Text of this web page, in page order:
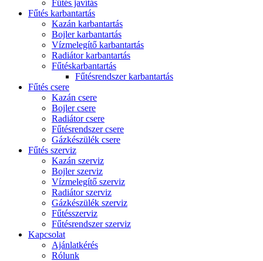
Fűtés javítás
Fűtés karbantartás
Kazán karbantartás
Bojler karbantartás
Vízmelegítő karbantartás
Radiátor karbantartás
Fűtéskarbantartás
Fűtésrendszer karbantartás
Fűtés csere
Kazán csere
Bojler csere
Radiátor csere
Fűtésrendszer csere
Gázkészülék csere
Fűtés szerviz
Kazán szerviz
Bojler szerviz
Vízmelegítő szerviz
Radiátor szerviz
Gázkészülék szerviz
Fűtésszerviz
Fűtésrendszer szerviz
Kapcsolat
Ajánlatkérés
Rólunk